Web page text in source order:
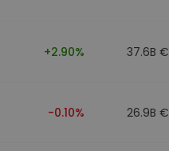
+2.90% 37.6B €
-0.10% 26.9B €